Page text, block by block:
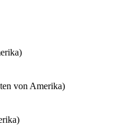
von Amerika)